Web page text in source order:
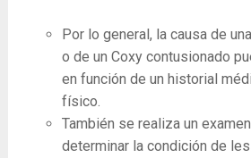
Por lo general, la causa de
o de un Coxy contusionado
en función de un historial
físico.
También se realiza un
determinar la condición de